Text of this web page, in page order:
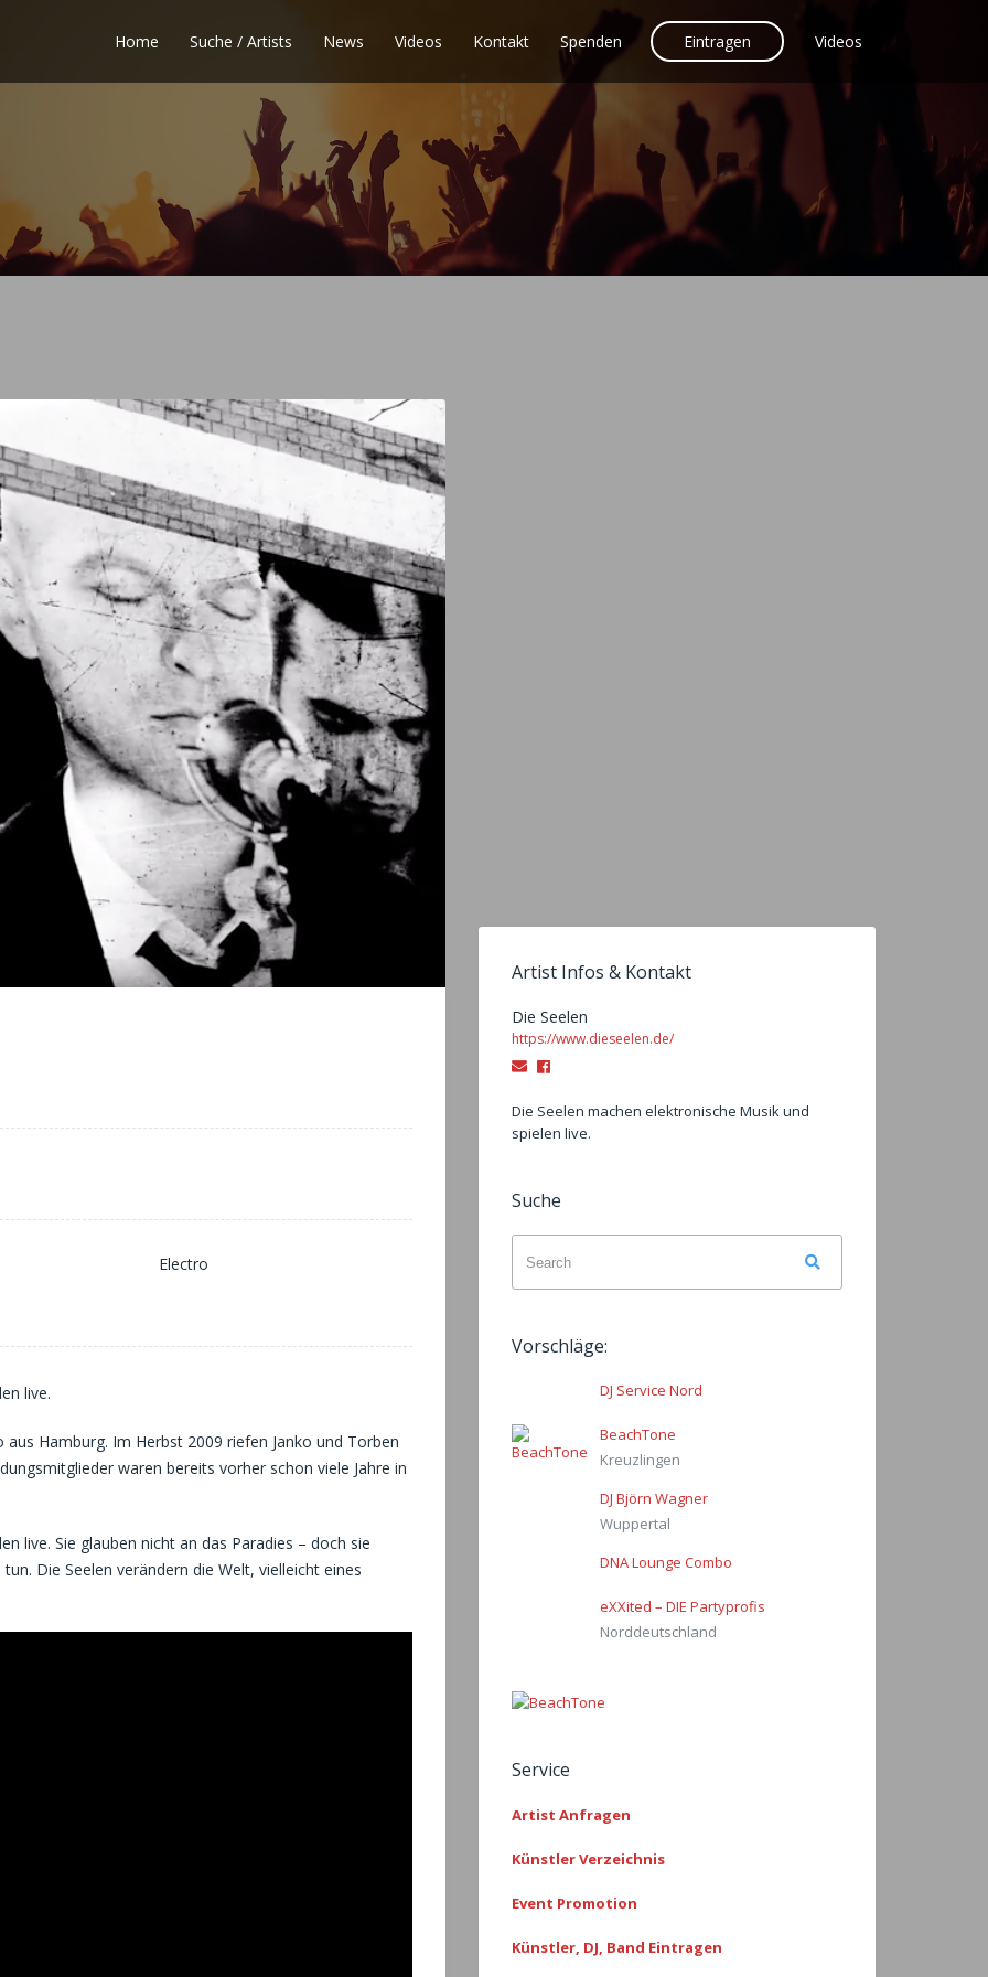
Home Suche / Artists News Videos Kontakt Spenden Eintragen Videos
Electro
live.
Hamburg. Im Herbst 2009 riefen Janko und Torben
waren bereits vorher schon viele Jahre in
live. Sie glauben nicht an das Paradies – doch sie
Die Seelen verändern die Welt, vielleicht eines
Artist Infos & Kontakt
Die Seelen
https://www.dieseelen.de/
EmailFacebook
Die Seelen machen elektronische Musik und
spielen live.
Suche
for:
Vorschläge:
DJ Service Nord
BeachTone
Kreuzlingen
DJ Björn Wagner
Wuppertal
DNA Lounge Combo
eXXited – DIE Partyprofis
Norddeutschland
Service
Artist Anfragen
Künstler Verzeichnis
Event Promotion
Künstler, DJ, Band Eintragen